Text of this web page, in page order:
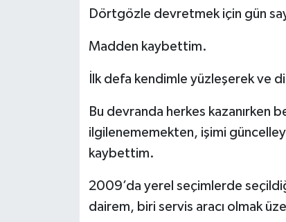
Dörtgözle devretmek için gün
Madden kaybettim.
İlk defa kendimle yüzleşerek ve
Bu devranda herkes kazanırken
ilgilenememekten, işimi
kaybettim.
2009’da yerel seçimlerde
dairem, biri servis aracı olmak